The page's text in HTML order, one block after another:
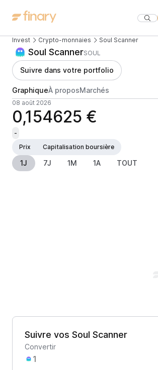
Invest Crypto-monnaies Soul Scanner
Soul ScannerSOUL
Suivre dans votre portfolio
GraphiqueÀ proposMarchés
08 août 2026
0,154625 €
-
Prix
Capitalisation boursière
1J 7J 1M 1A TOUT
Suivre vos Soul Scanner
Convertir